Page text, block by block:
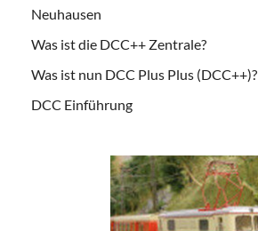
Neuhausen
Was ist die DCC++ Zentrale?
Was ist nun DCC Plus Plus (DCC++)?
DCC Einführung